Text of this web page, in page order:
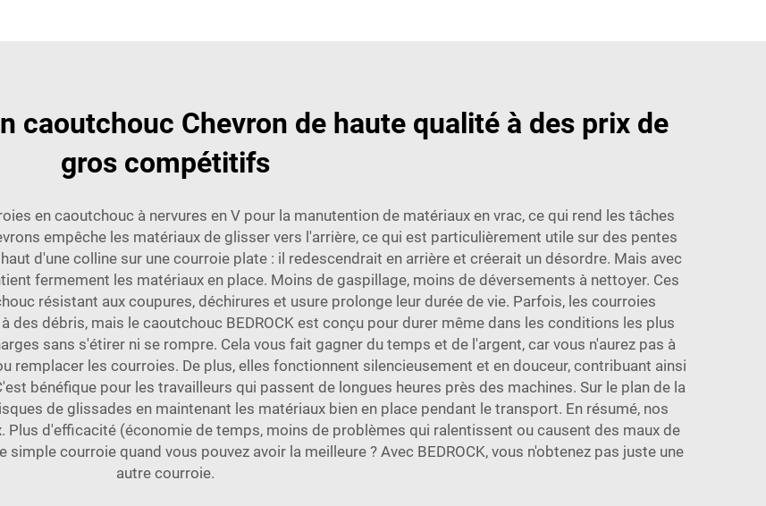
caoutchouc Chevron de haute qualité à des prix de
gros compétitifs
en caoutchouc à nervures en V pour la manutention de matériaux en vrac, ce qui rend les tâches
empêche les matériaux de glisser vers l'arrière, ce qui est particulièrement utile sur des pentes
d'une colline sur une courroie plate : il redescendrait en arrière et créerait un désordre. Mais avec
fermement les matériaux en place. Moins de gaspillage, moins de déversements à nettoyer. Ces
résistant aux coupures, déchirures et usure prolonge leur durée de vie. Parfois, les courroies
débris, mais le caoutchouc BEDROCK est conçu pour durer même dans les conditions les plus
sans s'étirer ni se rompre. Cela vous fait gagner du temps et de l'argent, car vous n'aurez pas à
remplacer les courroies. De plus, elles fonctionnent silencieusement et en douceur, contribuant ainsi
bénéfique pour les travailleurs qui passent de longues heures près des machines. Sur le plan de la
de glissades en maintenant les matériaux bien en place pendant le transport. En résumé, nos
d'efficacité (économie de temps, moins de problèmes qui ralentissent ou causent des maux de
courroie quand vous pouvez avoir la meilleure ? Avec BEDROCK, vous n'obtenez pas juste une
autre courroie.